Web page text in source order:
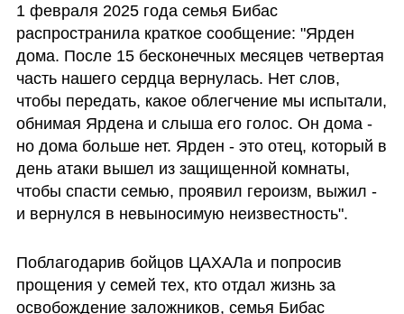
1 февраля 2025 года семья Бибас
распространила краткое сообщение: "Ярден
дома. После 15 бесконечных месяцев четвертая
часть нашего сердца вернулась. Нет слов,
чтобы передать, какое облегчение мы испытали,
обнимая Ярдена и слыша его голос. Он дома -
но дома больше нет. Ярден - это отец, который в
день атаки вышел из защищенной комнаты,
чтобы спасти семью, проявил героизм, выжил -
и вернулся в невыносимую неизвестность".
Поблагодарив бойцов ЦАХАЛа и попросив
прощения у семей тех, кто отдал жизнь за
освобождение заложников, семья Бибас